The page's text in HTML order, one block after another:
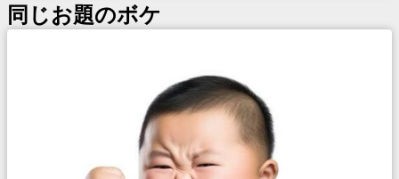
同じお題のボケ